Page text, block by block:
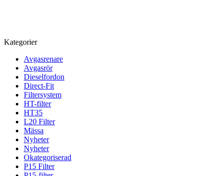
Kategorier
Avgasrenare
Avgasrör
Dieselfordon
Direct-Fit
Filtersystem
HT-filter
HT35
L20 Filter
Mässa
Nyheter
Nyheter
Okategoriserad
P15 Filter